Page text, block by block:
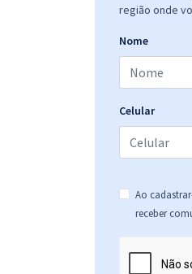
região onde
Nome
Celular
Ao
receber